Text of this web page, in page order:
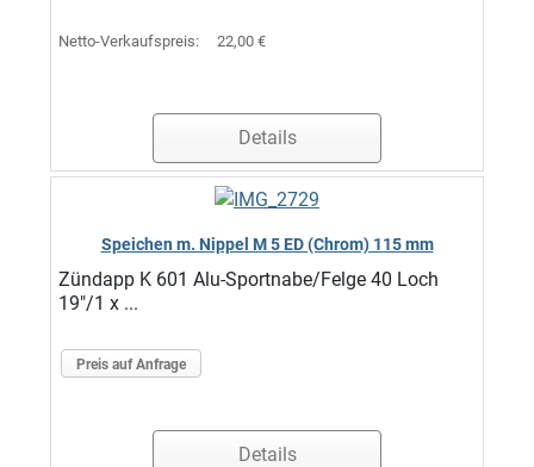
Netto-Verkaufspreis: 22,00 €
Details
Speichen m. Nippel M 5 ED (Chrom) 115 mm
Zündapp K 601 Alu-Sportnabe/Felge 40 Loch
19"/1 x ...
Preis auf Anfrage
Details